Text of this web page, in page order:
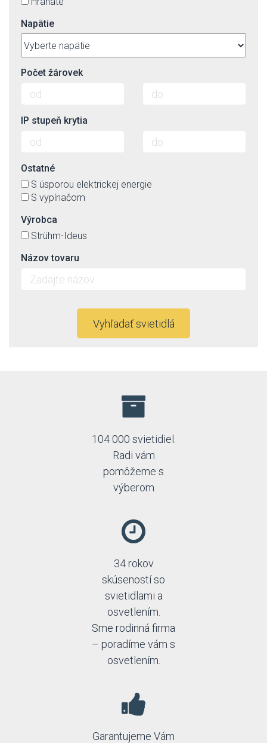
Napätie
Počet žárovek
IP stupeň krytia
Ostatné
S úsporou elektrickej energie
S vypínačom
Výrobca
Strühm-Ideus
Názov tovaru
Vyhľadať svietidlá
104 000 svietidiel.
Radi vám
pomôžeme s
výberom
34 rokov
skúseností so
svietidlami a
osvetlením.
Sme rodinná firma
– poradíme vám s
osvetlením.
Garantujeme Vám